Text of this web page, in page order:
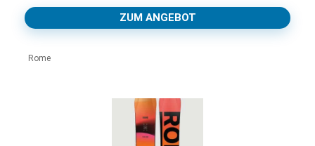
ZUM ANGEBOT
Rome